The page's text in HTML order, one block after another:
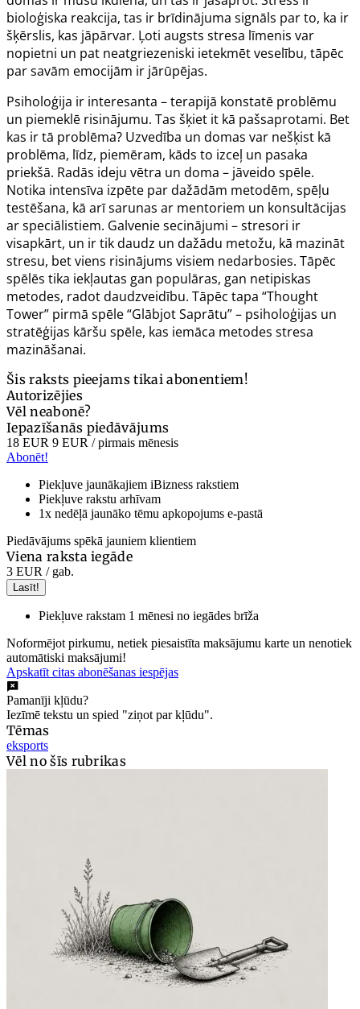
bioloģiska reakcija, tas ir brīdinājuma signāls par to, ka ir
šķērslis, kas jāpārvar. Ļoti augsts stresa līmenis var
nopietni un pat neatgriezeniski ietekmēt veselību, tāpēc
par savām emocijām ir jārūpējas.
Psiholoģija ir interesanta – terapijā konstatē problēmu
un piemeklē risinājumu. Tas šķiet it kā pašsaprotami. Bet
kas ir tā problēma? Uzvedība un domas var nešķist kā
problēma, līdz, piemēram, kāds to izceļ un pasaka
priekšā. Radās ideju vētra un doma – jāveido spēle.
Notika intensīva izpēte par dažādām metodēm, spēļu
testēšana, kā arī sarunas ar mentoriem un konsultācijas
ar speciālistiem. Galvenie secinājumi – stresori ir
visapkārt, un ir tik daudz un dažādu metožu, kā mazināt
stresu, bet viens risinājums visiem nedarbosies. Tāpēc
spēlēs tika iekļautas gan populāras, gan netipiskas
metodes, radot daudzveidību. Tāpēc tapa “Thought
Tower” pirmā spēle “Glābjot Saprātu” – psiholoģijas un
stratēģijas kāršu spēle, kas iemāca metodes stresa
mazināšanai.
Šis raksts pieejams tikai abonentiem!
Autorizējies
Vēl neabonē?
Iepazīšanās piedāvājums
18 EUR 9 EUR / pirmais mēnesis
Abonēt!
Piekļuve jaunākajiem iBizness rakstiem
Piekļuve rakstu arhīvam
1x nedēļā jaunāko tēmu apkopojums e-pastā
Piedāvājums spēkā jauniem klientiem
Viena raksta iegāde
3 EUR / gab.
Lasīt!
Piekļuve rakstam 1 mēnesi no iegādes brīža
Noformējot pirkumu, netiek piesaistīta maksājumu karte un nenotiek
automātiski maksājumi!
Apskatīt citas abonēšanas iespējas
Pamanīji kļūdu?
Iezīmē tekstu un spied "ziņot par kļūdu".
Tēmas
eksports
Vēl no šīs rubrikas